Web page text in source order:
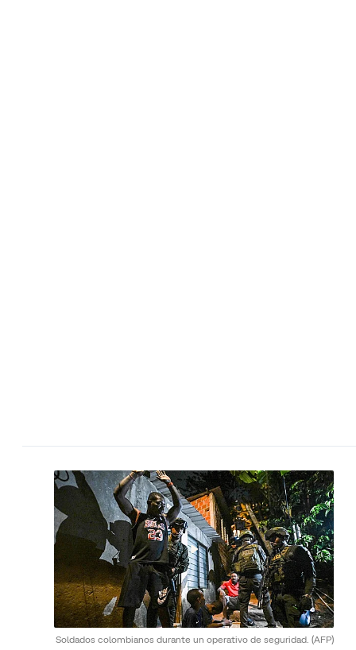
Soldados colombianos durante un operativo de seguridad. (AFP)